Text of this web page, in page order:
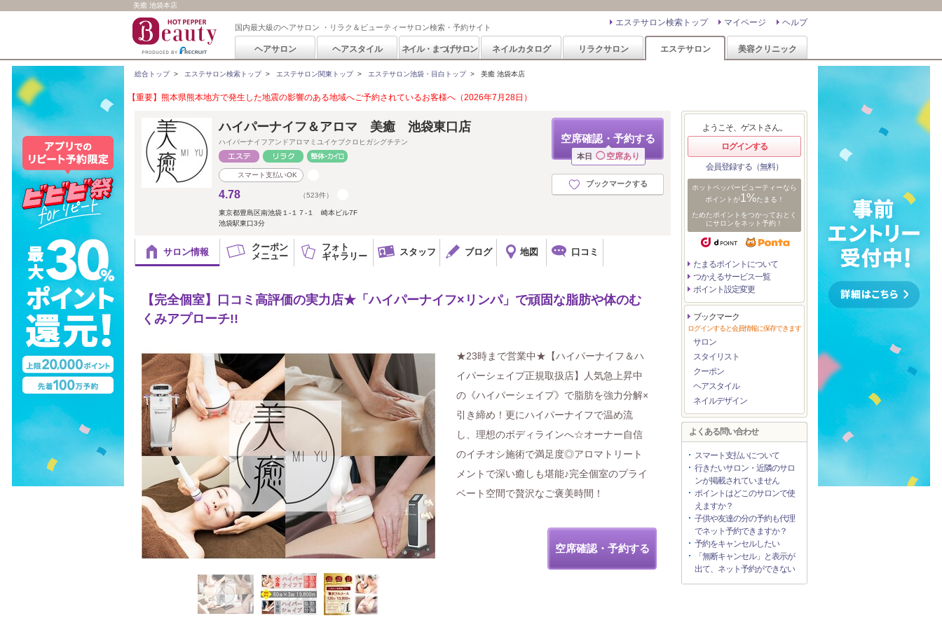
美癒 池袋本店
国内最大級のヘアサロン ・リラク＆ビューティーサロン検索・予約サイト ヘルプ
マイページ
エステサロン検索トップ
ヘアサロン ヘアスタイル ネイル・まつげサロン ネイルカタログ リラクサロン エステサロン 美容クリニック
総合トップ> エステサロン検索トップ> エステサロン関東トップ> エステサロン池袋・目白トップ> 美癒 池袋本店
【重要】熊本県熊本地方で発生した地震の影響のある地域へご予約されているお客様へ（2026年7月28日）
空席確認・予約する
本日 ◯ 空席あり
ブックマークする
ハイパーナイフ＆アロマ 美癒 池袋東口店
ハイパーナイフアンドアロマミユイケブクロヒガシグチテン
スマート支払いOK
4.78 （523件）
東京都豊島区南池袋１-１７-１ 崎本ビル7F
池袋駅東口3分
サロン情報
クーポン
メニュー
フォト
ギャラリー
スタッフ ブログ 地図 口コミ
【完全個室】口コミ高評価の実力店★「ハイパーナイフ×リンパ」で頑固な脂肪や体のむ
くみアプローチ!!
★23時まで営業中★【ハイパーナイフ＆ハ
イパーシェイプ正規取扱店】人気急上昇中
の《ハイパーシェイプ》で脂肪を強力分解×
引き締め！更にハイパーナイフで温め流
し、理想のボディラインへ☆オーナー自信
のイチオシ施術で満足度◎アロマトリート
メントで深い癒しも堪能♪完全個室のプライ
ベート空間で贅沢なご褒美時間！
空席確認・予約する
ようこそ、ゲストさん。
ログインする
会員登録する（無料）
ホットペッパービューティーなら
ポイントが1%たまる！
ためたポイントをつかっておとく
にサロンをネット予約！
たまるポイントについて
つかえるサービス一覧
ポイント設定変更
ブックマーク
ログインすると会員情報に保存できます
サロン
スタイリスト
クーポン
ヘアスタイル
ネイルデザイン
よくある問い合わせ
スマート支払いについて
行きたいサロン・近隣のサロ
ンが掲載されていません
ポイントはどこのサロンで使
えますか？
子供や友達の分の予約も代理
でネット予約できますか？
予約をキャンセルしたい
「無断キャンセル」と表示が
出て、ネット予約ができない